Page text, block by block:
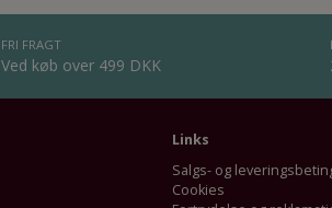
FRI FRAGT
Ved køb over 499 DKK
Links
Salgs- og
Cookies